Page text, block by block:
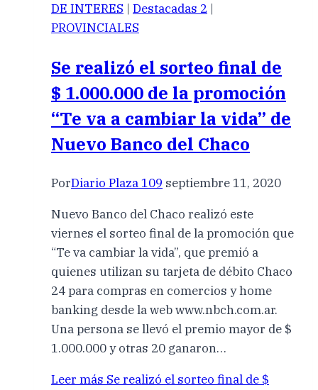
DE INTERES | Destacadas 2 |
PROVINCIALES
Se realizó el sorteo final de
$ 1.000.000 de la promoción
“Te va a cambiar la vida” de
Nuevo Banco del Chaco
PorDiario Plaza 109 septiembre 11, 2020
Nuevo Banco del Chaco realizó este
viernes el sorteo final de la promoción que
“Te va cambiar la vida”, que premió a
quienes utilizan su tarjeta de débito Chaco
24 para compras en comercios y home
banking desde la web www.nbch.com.ar.
Una persona se llevó el premio mayor de $
1.000.000 y otras 20 ganaron…
Leer más Se realizó el sorteo final de $